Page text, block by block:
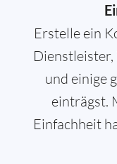
Erstelle ein
und einige
einträgst.
Einfachheit